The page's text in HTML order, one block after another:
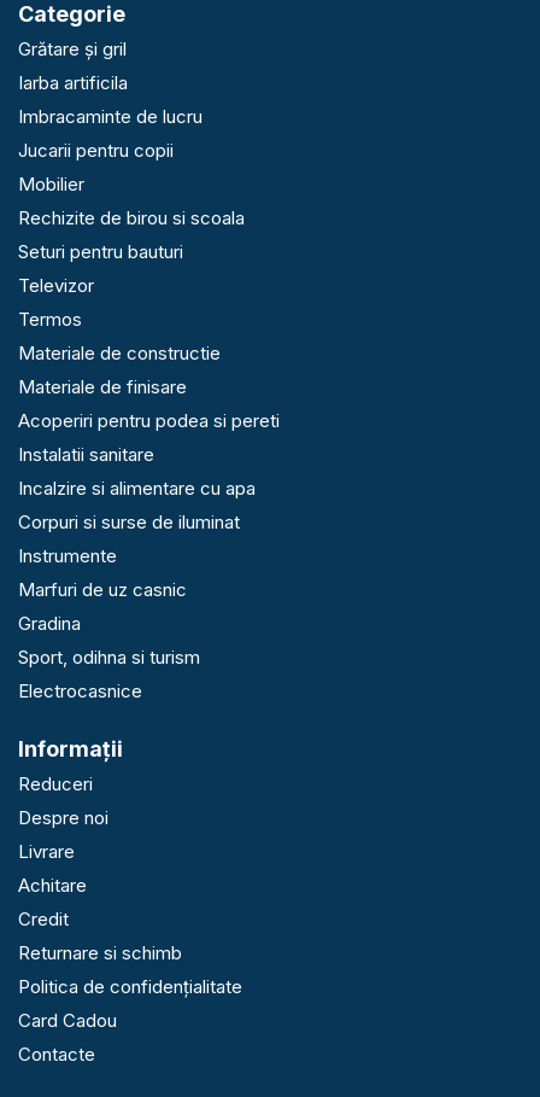
Categorie
Grătare și gril
Iarba artificila
Imbracaminte de lucru
Jucarii pentru copii
Mobilier
Rechizite de birou si scoala
Seturi pentru bauturi
Televizor
Termos
Materiale de constructie
Materiale de finisare
Acoperiri pentru podea si pereti
Instalatii sanitare
Incalzire si alimentare cu apa
Corpuri si surse de iluminat
Instrumente
Marfuri de uz casnic
Gradina
Sport, odihna si turism
Electrocasnice
Informaţii
Reduceri
Despre noi
Livrare
Achitare
Credit
Returnare si schimb
Politica de confidențialitate
Card Cadou
Contacte